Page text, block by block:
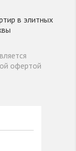
в элитных
офертой